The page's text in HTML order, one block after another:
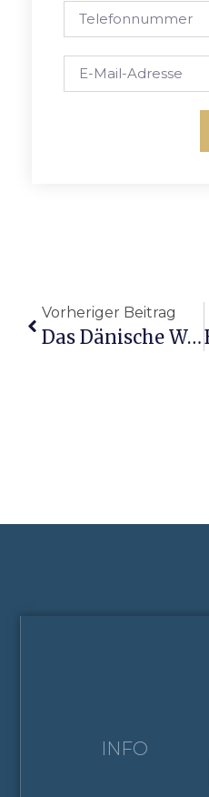
Vorheriger Beitrag
Das Dänische Wahl 2026: Themen, Kandidaten Und Mögliche Regierung
INFO